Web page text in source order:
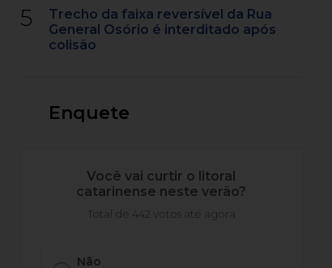
5
Trecho da faixa reversível da Rua
General Osório é interditado após
colisão
Enquete
Você vai curtir o litoral
catarinense neste verão?
Total de 442 votos até agora
Não